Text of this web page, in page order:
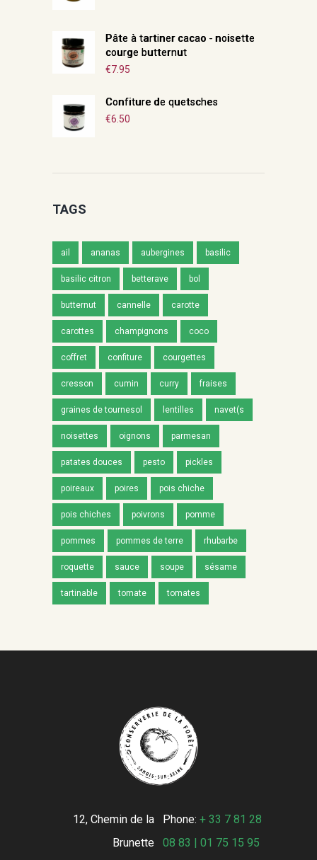
était :
€6.50.
est :
€4.50.
Pâte à tartiner cacao - noisette
courge butternut
€7.95
Confiture de quetsches
€6.50
TAGS
ail ananas aubergines basilic
basilic citron betterave bol
butternut cannelle carotte
carottes champignons coco
coffret confiture courgettes
cresson cumin curry fraises
graines de tournesol lentilles navet(s
noisettes oignons parmesan
patates douces pesto pickles
poireaux poires pois chiche
pois chiches poivrons pomme
pommes pommes de terre rhubarbe
roquette sauce soupe sésame
tartinable tomate tomates
Phone: + 33 7 81 28
08 83 | 01 75 15 95
12, Chemin de la
Brunette